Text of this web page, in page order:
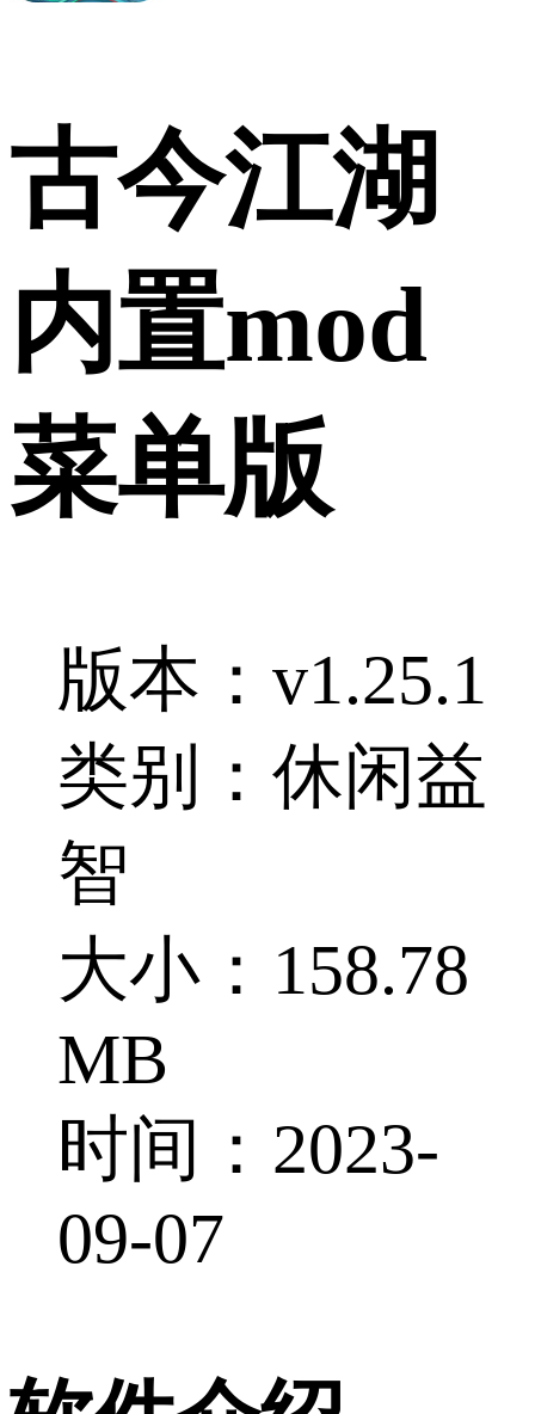
古今江湖
内置mod
菜单版
版本：v1.25.1
类别：休闲益
智
大小：158.78
MB
时间：2023-
09-07